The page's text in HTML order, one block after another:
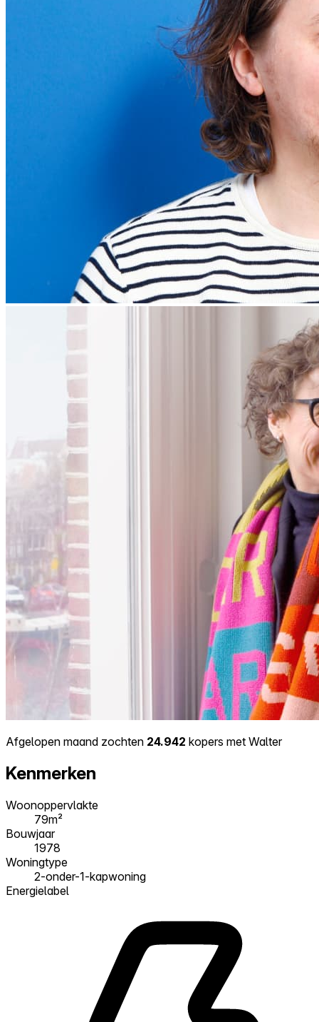
Afgelopen maand zochten 24.942 kopers met Walter
Kenmerken
Woonoppervlakte
79m²
Bouwjaar
1978
Woningtype
2-onder-1-kapwoning
Energielabel